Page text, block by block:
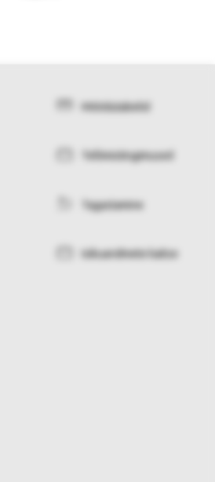
Mõõdutabelid
Tellimistingimused
Tagastamine
Isikuandmete kaitse